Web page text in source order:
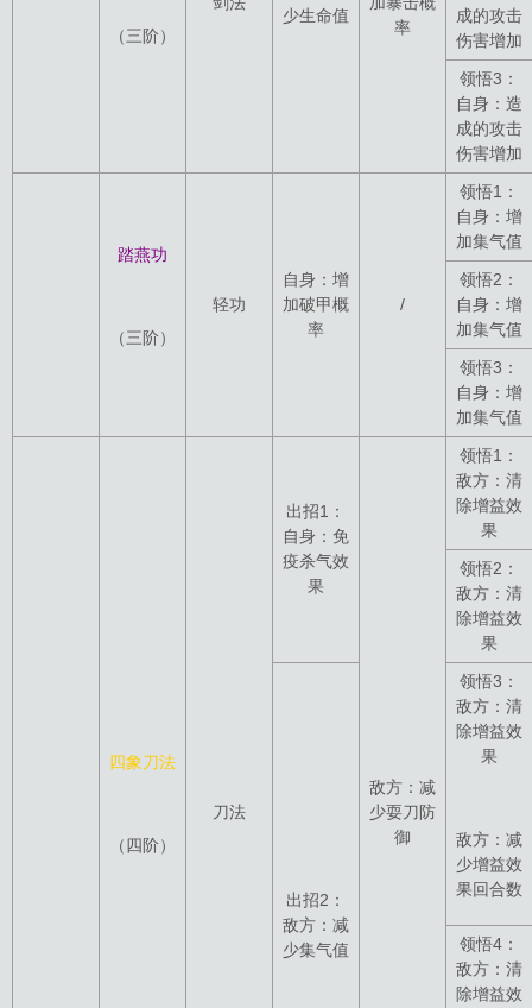
（三阶）
少生命值
率
成的攻击
伤害增加
领悟3：
自身：造
成的攻击
伤害增加
踏燕功
（三阶）
轻功
自身：增
加破甲概
率
/
领悟1：
自身：增
加集气值
领悟2：
自身：增
加集气值
领悟3：
自身：增
加集气值
四象刀法
（四阶）
刀法
出招1：
自身：免
疫杀气效
果
敌方：减
少耍刀防
御
领悟1：
敌方：清
除增益效
果
领悟2：
敌方：清
除增益效
果
出招2：
敌方：减
少集气值
领悟3：
敌方：清
除增益效
果
敌方：减
少增益效
果回合数
领悟4：
敌方：清
除增益效